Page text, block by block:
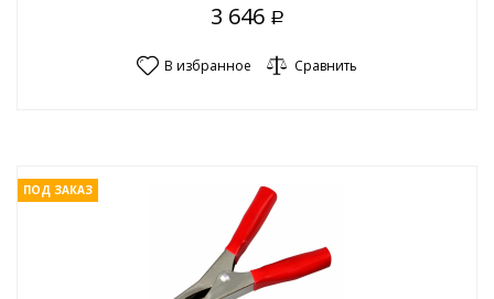
3 646 Р
В избранное Сравнить
ПОД ЗАКАЗ